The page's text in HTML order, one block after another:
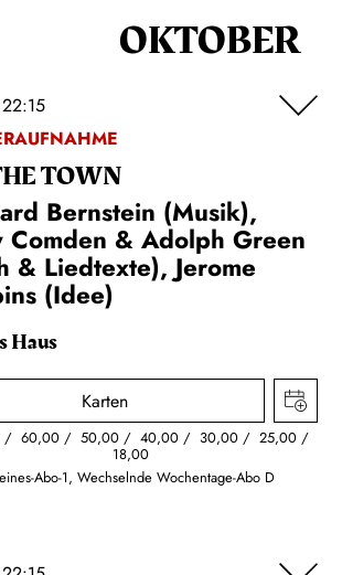
OKTOBER
TOWN
Bernstein (Musik),
Comden & Adolph Green
& Liedtexte), Jerome
(Idee)
Haus
Karten
60,00 50,00 40,00 30,00 25,00
18,00
Abo-1, Wechselnde Wochentage-Abo D